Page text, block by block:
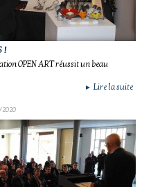
!
OPEN ART réussit un beau
► Lire la suite